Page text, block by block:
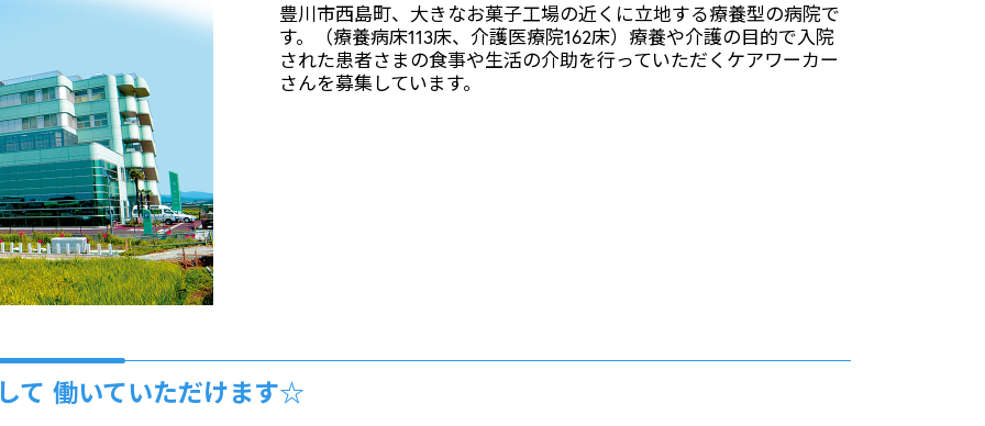
豊川市西島町、大きなお菓子工場の近くに立地する療養型の病院で
す。（療養病床113床、介護医療院162床）療養や介護の目的で入院
された患者さまの食事や生活の介助を行っていただくケアワーカー
さんを募集しています。
て 働いていただけます☆